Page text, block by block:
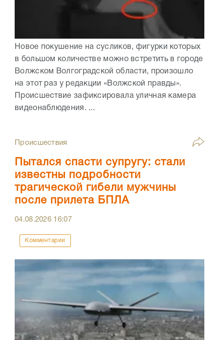
Новое покушение на сусликов, фигурки которых
в большом количестве можно встретить в городе
Волжском Волгоградской области, произошло
на этот раз у редакции «Волжской правды».
Происшествие зафиксировала уличная камера
видеонаблюдения. ...
Происшествия
Пытался спасти супругу: стали
известны подробности
трагической гибели мужчины
после прилета БПЛА
04.08.2026 16:07
Комментарии